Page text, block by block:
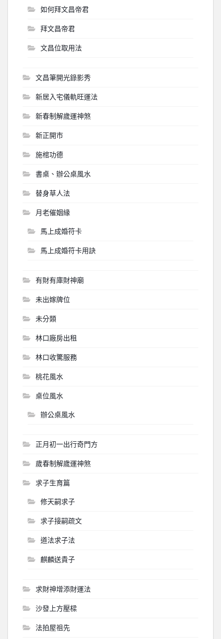
如何拜文昌帝君
拜文昌帝君
文昌位取用法
文昌筆開光錄影秀
新居入宅儀軌旺運法
新春制解歲運神煞
新正開市
施棺功德
書桌、辦公桌風水
替身草人法
月老催姻緣
馬上成婚符卡
馬上成婚符卡用訣
有財有庫財神廟
未出嫁牌位
未分類
林口廠房出租
林口收驚服務
桃花風水
桌位風水
辦公桌風水
正月初一出行奇門方
歲春制解歲運神煞
求子生育篇
修天嗣求子
求子接嗣疏文
道法求子法
麒麟送貴子
求財神增添財運法
沙發上方壓樑
法拍屋祖先